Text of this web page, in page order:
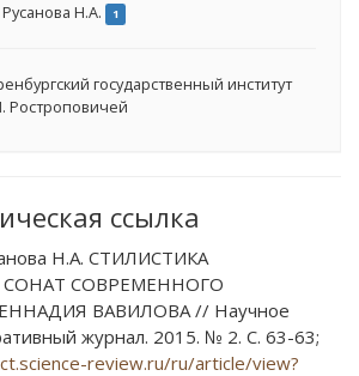
Русанова Н.А. 1
государственный институт
Ростроповичей
ссылка
Н.А. СТИЛИСТИКА
СОВРЕМЕННОГО
ВАВИЛОВА // Научное
журнал. 2015. № 2. С. 63-63;
review.ru/ru/article/view?